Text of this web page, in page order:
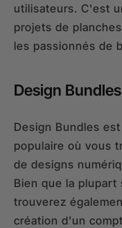
utilisateurs. C'est
projets de
les passionnés de
Design Bundles
Design Bundles
populaire où vous
de designs
Bien que la
trouverez
création d'un